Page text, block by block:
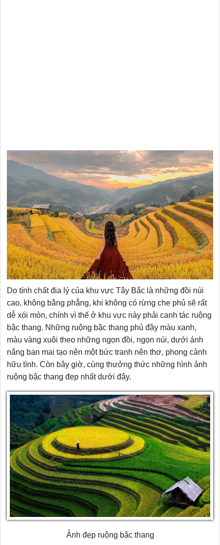
Do tính chất địa lý của khu vực Tây Bắc là những đồi núi
cao, không bằng phẳng, khi không có rừng che phủ sẽ rất
dễ xói mòn, chính vì thế ở khu vực này phải canh tác ruộng
bậc thang. Những ruộng bậc thang phủ đầy màu xanh,
màu vàng xuôi theo những ngọn đồi, ngọn núi, dưới ánh
nắng ban mai tạo nên một bức tranh nên thơ, phong cảnh
hữu tình. Còn bây giờ, cùng thưởng thức những hình ảnh
ruộng bậc thang đẹp nhất dưới đây.
Ảnh đẹp ruộng bậc thang